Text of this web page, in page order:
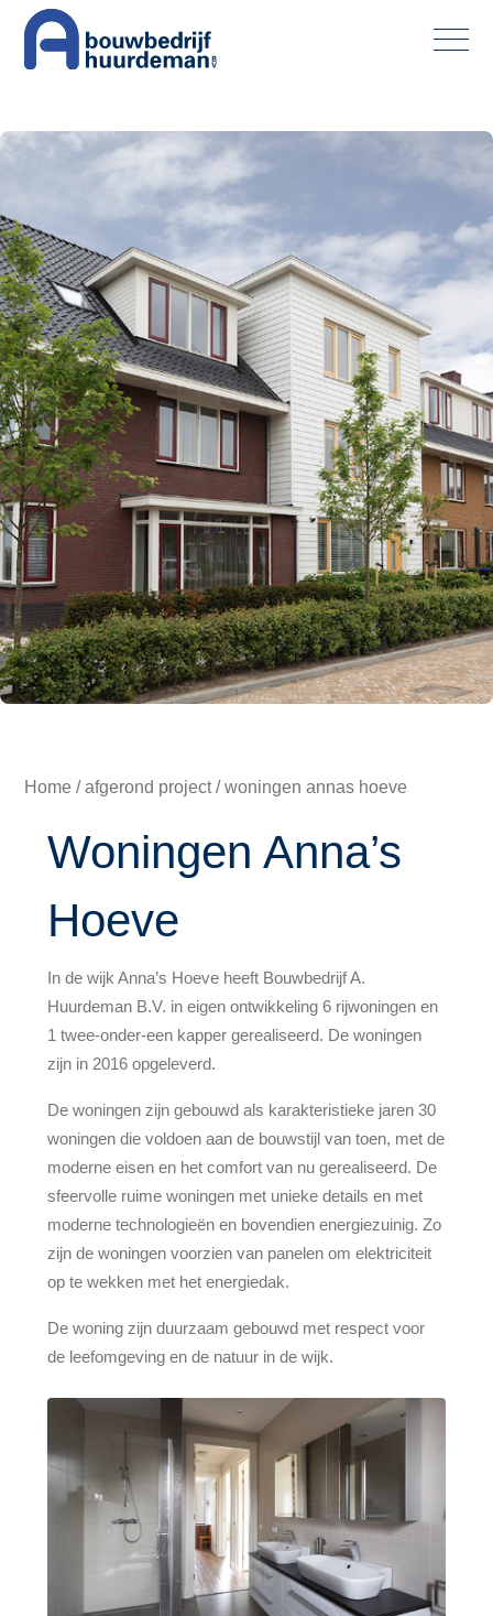
Home /afgerond project/ woningen annas hoeve
Woningen Anna’s
Hoeve
In de wijk Anna’s Hoeve heeft Bouwbedrijf A.
Huurdeman B.V. in eigen ontwikkeling 6 rijwoningen en
1 twee-onder-een kapper gerealiseerd. De woningen
zijn in 2016 opgeleverd.
De woningen zijn gebouwd als karakteristieke jaren 30
woningen die voldoen aan de bouwstijl van toen, met de
moderne eisen en het comfort van nu gerealiseerd. De
sfeervolle ruime woningen met unieke details en met
moderne technologieën en bovendien energiezuinig. Zo
zijn de woningen voorzien van panelen om elektriciteit
op te wekken met het energiedak.
De woning zijn duurzaam gebouwd met respect voor
de leefomgeving en de natuur in de wijk.